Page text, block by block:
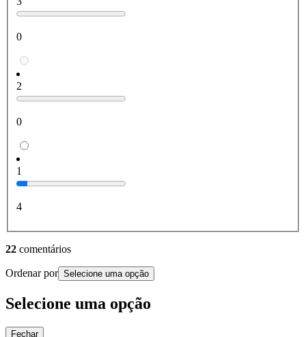
0
2
0
1
4
22 comentários
Ordenar por Selecione uma opção
Selecione uma opção
Fechar